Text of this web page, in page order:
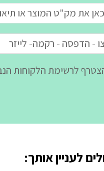
לעניין אותך: